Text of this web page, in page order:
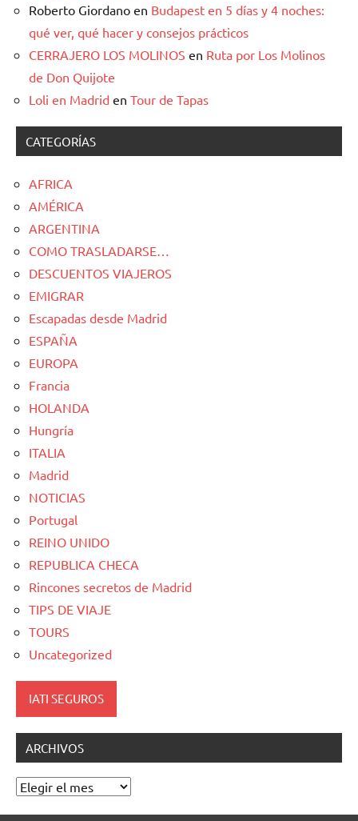
Roberto Giordano en Budapest en 5 días y 4 noches:
qué ver, qué hacer y consejos prácticos
CERRAJERO LOS MOLINOS en Ruta por Los Molinos
de Don Quijote
Loli en Madrid en Tour de Tapas
CATEGORÍAS
AFRICA
AMÉRICA
ARGENTINA
COMO TRASLADARSE…
DESCUENTOS VIAJEROS
EMIGRAR
Escapadas desde Madrid
ESPAÑA
EUROPA
Francia
HOLANDA
Hungría
ITALIA
Madrid
NOTICIAS
Portugal
REINO UNIDO
REPUBLICA CHECA
Rincones secretos de Madrid
TIPS DE VIAJE
TOURS
Uncategorized
IATI SEGUROS
ARCHIVOS
Archivos